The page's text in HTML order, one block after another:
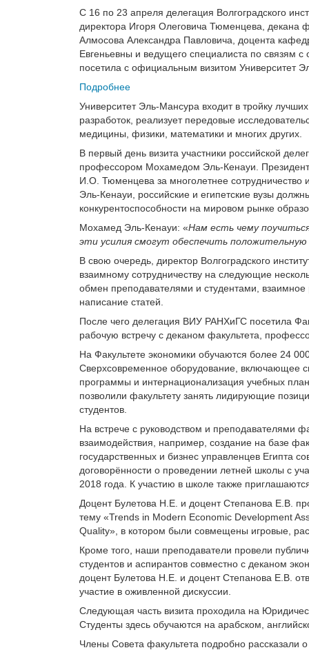
С 16 по 23 апреля делегация Волгоградского
директора Игоря Олеговича Тюменцева, декана
Алмосова Александра Павловича, доцента
Евгеньевны и ведущего специалиста по связям
посетила с официальным визитом Университет
Подробнее
Университет Эль-Мансура входит в тройку
разработок, реализует передовые
медицины, физики, математики и многих других.
В первый день визита участники российской
профессором Мохамедом Эль-Кенауи.
И.О. Тюменцева за многолетнее
Эль-Кенауи, российские и египетские вузы
конкурентоспособности на мировом рынке
Мохамед Эль-Кенауи: «Нам есть чему
эти усилия смогут обеспечить
В свою очередь, директор Волгоградского
взаимному сотрудничеству на следующие
обмен преподавателями и студентами,
написание статей.
После чего делегация ВИУ РАНХиГС посетила
рабочую встречу с деканом факультета,
На Факультете экономики обучаются более 24
Сверхсовременное оборудование, включающее
программы и интернационализация учебных
позволили факультету занять лидирующие
студентов.
На встрече с руководством и преподавателями
взаимодействия, например, создание на базе
государственных и бизнес управленцев Египта
договорённости о проведении летней школы с
2018 года. К участию в школе также
Доцент Булетова Н.Е. и доцент Степанова Е.В.
тему «Trends in Modern Economic Development
Quality», в котором были совмещены игровые,
Кроме того, наши преподаватели провели
студентов и аспирантов совместно с деканом
доцент Булетова Н.Е. и доцент Степанова Е.В.
участие в оживленной дискуссии.
Следующая часть визита проходила на
Студенты здесь обучаются на арабском,
Члены Совета факультета подробно рассказали